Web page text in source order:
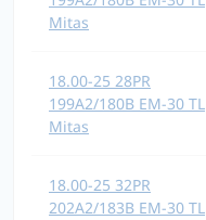
Mitas
18.00-25 28PR
199A2/180B EM-30 TL
Mitas
18.00-25 32PR
202A2/183B EM-30 TL